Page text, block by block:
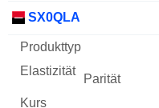
SX0QLA